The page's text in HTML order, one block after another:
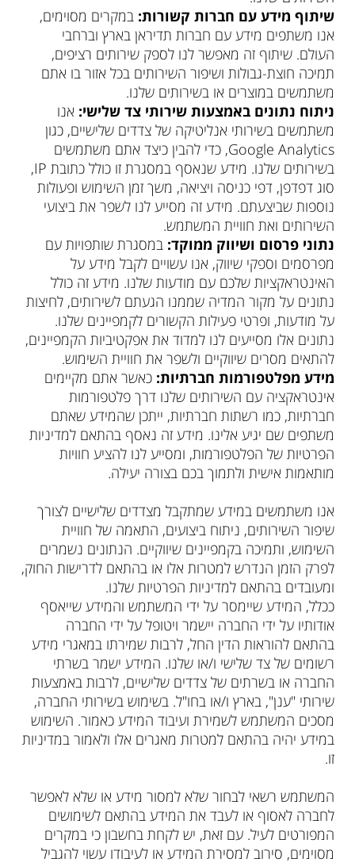
שיתוף מידע עם חברות קשורות: במקרים מסוימים,
אנו משתפים מידע עם חברות תדיראן בארץ וברחבי
העולם. שיתוף זה מאפשר לנו לספק שירותים רציפים,
תמיכה חוצת-גבולות ושיפור השירותים בכל אזור בו אתם
משתמשים במוצרים או בשירותים שלנו.
ניתוח נתונים באמצעות שירותי צד שלישי: אנו
משתמשים בשירותי אנליטיקה של צדדים שלישיים, כגון
Google Analytics, כדי להבין כיצד אתם משתמשים
בשירותים שלנו. מידע שנאסף במסגרת זו כולל כתובת IP,
סוג דפדפן, דפי כניסה ויציאה, משך זמן השימוש ופעולות
נוספות שביצעתם. מידע זה מסייע לנו לשפר את ביצועי
השירותים ואת חוויית המשתמש.
נתוני פרסום ושיווק ממוקד: במסגרת שותפויות עם
מפרסמים וספקי שיווק, אנו עשויים לקבל מידע על
האינטראקציות שלכם עם מודעות שלנו. מידע זה כולל
נתונים על מקור המדיה שממנו הגעתם לשירותים, לחיצות
על מודעות, ופרטי פעילות הקשורים לקמפיינים שלנו.
נתונים אלו מסייעים לנו למדוד את אפקטיביות הקמפיינים,
להתאים מסרים שיווקיים ולשפר את חוויית השימוש.
מידע מפלטפורמות חברתיות: כאשר אתם מקיימים
אינטראקציה עם השירותים שלנו דרך פלטפורמות
חברתיות, כמו רשתות חברתיות, ייתכן שהמידע שאתם
משתפים שם יגיע אלינו. מידע זה נאסף בהתאם למדיניות
הפרטיות של הפלטפורמות, ומסייע לנו להציע חוויות
מותאמות אישית ולתמוך בכם בצורה יעילה.
אנו משתמשים במידע שמתקבל מצדדים שלישיים לצורך
שיפור השירותים, ניתוח ביצועים, התאמה של חוויית
השימוש, ותמיכה בקמפיינים שיווקיים. הנתונים נשמרים
לפרק הזמן הנדרש למטרות אלו או בהתאם לדרישות החוק,
ומעובדים בהתאם למדיניות הפרטיות שלנו.
ככלל, המידע שיימסר על ידי המשתמש והמידע שייאסף
אודותיו על ידי החברה יישמר ויטופל על ידי החברה
בהתאם להוראות הדין החל, לרבות שמירתו במאגרי מידע
רשומים של צד שלישי ו/או שלנו. המידע ישמר בשרתי
החברה או בשרתים של צדדים שלישיים, לרבות באמצעות
שירותי "ענן", בארץ ו/או בחו"ל. בשימוש בשירותי החברה,
מסכים המשתמש לשמירת ועיבוד המידע כאמור. השימוש
במידע יהיה בהתאם למטרות מאגרים אלו ולאמור במדיניות
זו.
המשתמש רשאי לבחור שלא למסור מידע או שלא לאפשר
לחברה לאסוף או לעבד את המידע בהתאם לשימושים
המפורטים לעיל. עם זאת, יש לקחת בחשבון כי במקרים
מסוימים, סירוב למסירת המידע או לעיבודו עשוי להגביל